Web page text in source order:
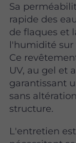
Sa
rapide des
de flaques et
l'humidité sur
Ce
UV, au gel et
garantissant
sans
structure.
L'entretien